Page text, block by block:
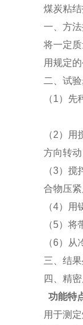
煤炭粘
一、方
将一定
用规定
二、试
（1）先
（2）用
方向转
（3）搅
合物压
（4）用
（5）将
（6）从
三、结
四、精
功能特
用于测